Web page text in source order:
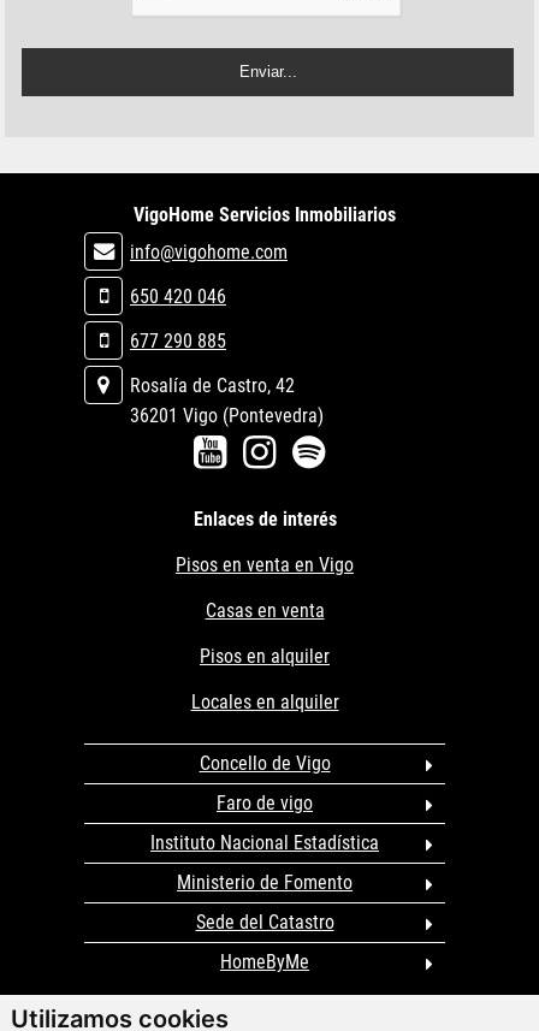
Utilizamos cookies
VigoHome Servicios Inmobiliarios
info@vigohome.com
650 420 046
677 290 885
Rosalía de Castro, 42
36201 Vigo (Pontevedra)
Enlaces de interés
Pisos en venta en Vigo
Casas en venta
Pisos en alquiler
Locales en alquiler
Concello de Vigo
Faro de vigo
Instituto Nacional Estadística
Ministerio de Fomento
Sede del Catastro
HomeByMe